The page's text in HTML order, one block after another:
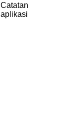
Catatan
aplikasi